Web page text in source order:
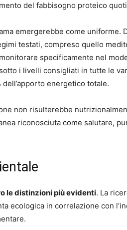
del fabbisogno proteico
emergerebbe come uniforme.
testati, compreso quello
specificamente nel
i livelli consigliati in tutte le
energetico totale.
non risulterebbe
riconosciuta come salutare,
le distinzioni più evidenti. La
ecologica in correlazione con